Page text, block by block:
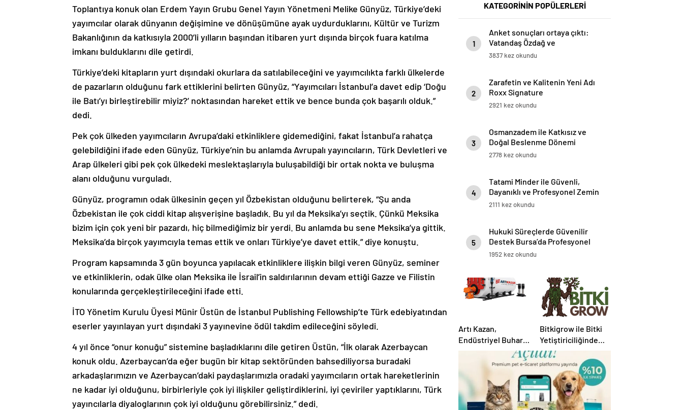
Toplantıya konuk olan Erdem Yayın Grubu Genel Yayın Yönetmeni Melike Günyüz, Türkiye’deki
yayımcılar olarak dünyanın değişimine ve dönüşümüne ayak uydurduklarını, Kültür ve Turizm
Bakanlığının da katkısıyla 2000’li yılların başından itibaren yurt dışında birçok fuara katılma
imkanı bulduklarını dile getirdi.
Türkiye’deki kitapların yurt dışındaki okurlara da satılabileceğini ve yayımcılıkta farklı ülkelerde
de pazarların olduğunu fark ettiklerini belirten Günyüz, “Yayımcıları İstanbul’a davet edip ‘Doğu
ile Batı’yı birleştirebilir miyiz?’ noktasından hareket ettik ve bence bunda çok başarılı olduk.”
dedi.
Pek çok ülkeden yayımcıların Avrupa’daki etkinliklere gidemediğini, fakat İstanbul’a rahatça
gelebildiğini ifade eden Günyüz, Türkiye’nin bu anlamda Avrupalı yayıncıların, Türk Devletleri ve
Arap ülkeleri gibi pek çok ülkedeki meslektaşlarıyla buluşabildiği bir ortak nokta ve buluşma
alanı olduğunu vurguladı.
Günyüz, programın odak ülkesinin geçen yıl Özbekistan olduğunu belirterek, “Şu anda
Özbekistan ile çok ciddi kitap alışverişine başladık. Bu yıl da Meksika’yı seçtik. Çünkü Meksika
bizim için çok yeni bir pazardı, hiç bilmediğimiz bir yerdi. Bu anlamda bu sene Meksika’ya gittik.
Meksika’da birçok yayımcıyla temas ettik ve onları Türkiye’ye davet ettik.” diye konuştu.
Program kapsamında 3 gün boyunca yapılacak etkinliklere ilişkin bilgi veren Günyüz, seminer
ve etkinliklerin, odak ülke olan Meksika ile İsrail’in saldırılarının devam ettiği Gazze ve Filistin
konularında gerçekleştirileceğini ifade etti.
İTO Yönetim Kurulu Üyesi Münir Üstün de İstanbul Publishing Fellowship’te Türk edebiyatından
eserler yayınlayan yurt dışındaki 3 yayınevine ödül takdim edileceğini söyledi.
4 yıl önce “onur konuğu” sistemine başladıklarını dile getiren Üstün, “İlk olarak Azerbaycan
konuk oldu. Azerbaycan’da eğer bugün bir kitap sektöründen bahsediliyorsa buradaki
arkadaşlarımızın ve Azerbaycan’daki paydaşlarımızla oradaki yayımcıların ortak hareketlerinin
ne kadar iyi olduğunu, birbirleriyle çok iyi ilişkiler geliştirdiklerini, iyi çeviriler yaptıklarını, Türk
yayıncılarla diyaloglarının çok iyi olduğunu görebilirsiniz.” dedi.
KATEGORİNİN POPÜLERLERİ
1
Anket sonuçları ortaya çıktı:
Vatandaş Özdağ ve
İmamoğlu’nun tutuklanmasını
3837 kez okundu
2
Zarafetin ve Kalitenin Yeni Adı
Roxx Signature
2921 kez okundu
3
Osmanzadem ile Katkısız ve
Doğal Beslenme Dönemi
2778 kez okundu
4
Tatami Minder ile Güvenli,
Dayanıklı ve Profesyonel Zemin
Çözümleri
2111 kez okundu
5
Hukuki Süreçlerde Güvenilir
Destek Bursa’da Profesyonel
Avukatlık Hizmeti
1952 kez okundu
Artı Kazan,
Endüstriyel Buhar
Kazanı
Çözümleriyle
Üretim Tesislerine
Verimli Sistemler
Sunuyor
Bitkigrow ile Bitki
Yetiştiriciliğinde
Doğru Ekipman ve
Ürün Seçimi